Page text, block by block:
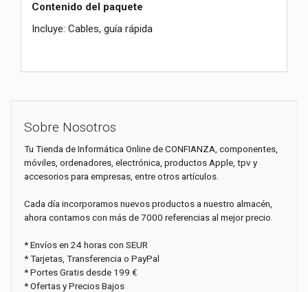
Contenido del paquete
Incluye: Cables, guía rápida
Sobre Nosotros
Tu Tienda de Informática Online de CONFIANZA, componentes,
móviles, ordenadores, electrónica, productos Apple, tpv y
accesorios para empresas, entre otros artículos.
Cada día incorporamos nuevos productos a nuestro almacén,
ahora contamos con más de 7000 referencias al mejor precio.
* Envíos en 24 horas con SEUR
* Tarjetas, Transferencia o PayPal
* Portes Gratis desde 199 €
* Ofertas y Precios Bajos